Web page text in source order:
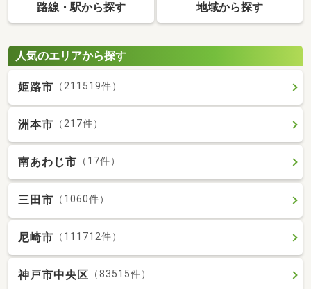
路線・駅から探す 地域から探す
人気のエリアから探す
姫路市 （211519件）
洲本市 （217件）
南あわじ市 （17件）
三田市 （1060件）
尼崎市 （111712件）
神戸市中央区 （83515件）